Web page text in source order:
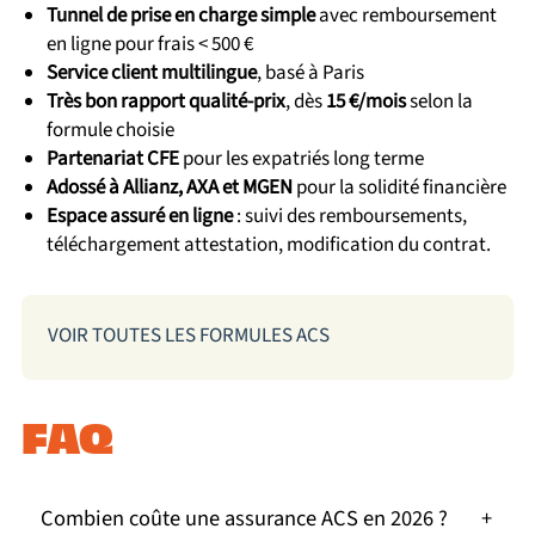
Tunnel de prise en charge simpleavec remboursement
en ligne pour frais < 500 €
Service client multilingue, basé à Paris
Très bon rapport qualité-prix, dès15 €/moisselon la
formule choisie
Partenariat CFEpour les expatriés long terme
Adossé à Allianz, AXA et MGENpour la solidité financière
Espace assuré en ligne: suivi des remboursements,
téléchargement attestation, modification du contrat.
VOIR TOUTES LES FORMULES ACS
FAQ
Combien coûte une assurance ACS en 2026 ?